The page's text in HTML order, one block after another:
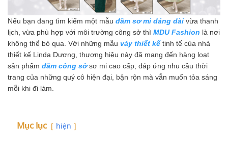
Nếu bạn đang tìm kiếm một mẫu đầm sơ mi dáng dài vừa thanh
lịch, vừa phù hợp với môi trường công sở thì MDU Fashion là nơi
không thể bỏ qua. Với những mẫu váy thiết kếtinh tế của nhà
thiết kế Linda Dương, thương hiệu này đã mang đến hàng loạt
sản phẩm đầm công sởsơ mi cao cấp, đáp ứng nhu cầu thời
trang của những quý cô hiện đại, bận rộn mà vẫn muốn tỏa sáng
mỗi khi đi làm.
Mục lục hiện